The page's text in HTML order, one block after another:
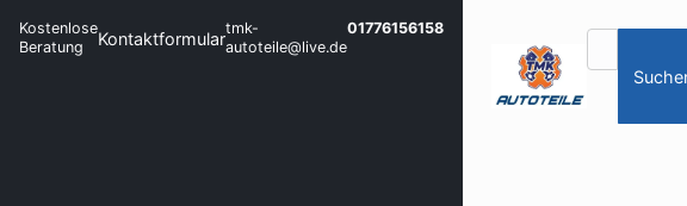
Kostenlose
Beratung
Kontaktformulartmk-
autoteile@live.de
01776156158